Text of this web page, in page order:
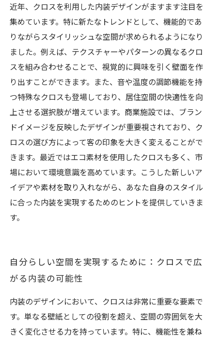
近年、クロスを利用した内装デザインがますます注目を
集めています。特に新たなトレンドとして、機能的であ
りながらスタイリッシュな空間が求められるようになり
ました。例えば、テクスチャーやパターンの異なるクロ
スを組み合わせることで、視覚的に興味を引く壁面を作
り出すことができます。また、音や温度の調節機能を持
つ特殊なクロスも登場しており、居住空間の快適性を向
上させる選択肢が増えています。商業施設では、ブラン
ドイメージを反映したデザインが重要視されており、ク
ロスの選び方によって客の印象を大きく変えることがで
きます。最近ではエコ素材を使用したクロスも多く、市
場において環境意識を高めています。こうした新しいア
イデアや素材を取り入れながら、あなた自身のスタイル
に合った内装を実現するためのヒントを提供していきま
す。
自分らしい空間を実現するために：クロスで広
がる内装の可能性
内装のデザインにおいて、クロスは非常に重要な要素で
す。単なる壁紙としての役割を超え、空間の雰囲気を大
きく変化させる力を持っています。特に、機能性を兼ね